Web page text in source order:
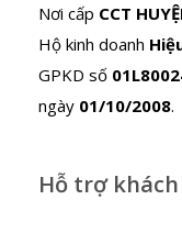
Nơi cấp CCT
Hộ kinh doanh
GPKD số
ngày 01/10/2008.
Hỗ trợ